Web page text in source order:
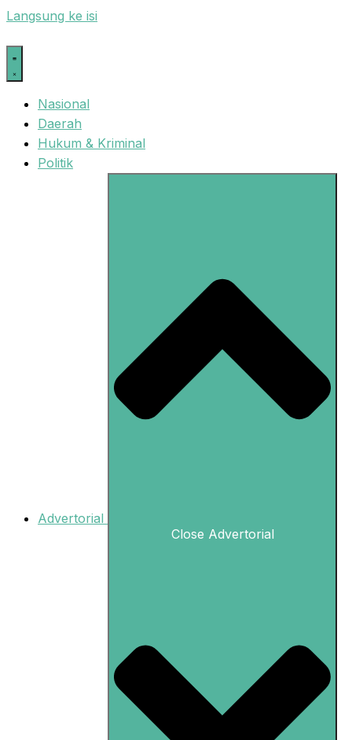
Langsung ke isi
Nasional
Daerah
Hukum & Kriminal
Politik
Advertorial
Close Advertorial